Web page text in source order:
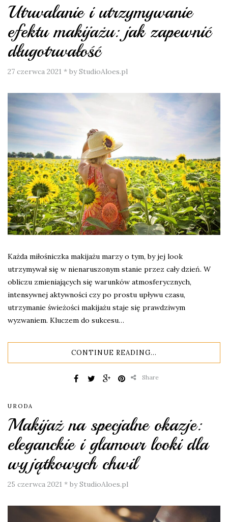
Utrwalanie i utrzymywanie
efektu makijażu: jak zapewnić
długotrwałość
27 czerwca 2021 * by StudioAloes.pl
Każda miłośniczka makijażu marzy o tym, by jej look
utrzymywał się w nienaruszonym stanie przez cały dzień. W
obliczu zmieniających się warunków atmosferycznych,
intensywnej aktywności czy po prostu upływu czasu,
utrzymanie świeżości makijażu staje się prawdziwym
wyzwaniem. Kluczem do sukcesu…
CONTINUE READING...
Share
URODA
Makijaż na specjalne okazje:
eleganckie i glamour looki dla
wyjątkowych chwil
25 czerwca 2021 * by StudioAloes.pl